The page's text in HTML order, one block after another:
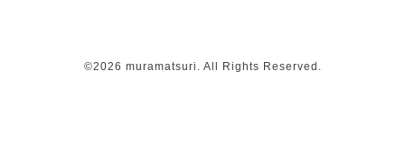
©2026 muramatsuri . All Rights Reserved.